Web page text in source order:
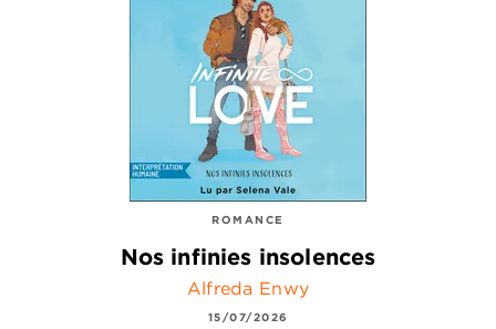
ROMANCE
Nos infinies insolences
Alfreda Enwy
15/07/2026